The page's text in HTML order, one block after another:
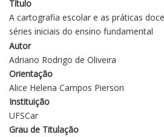
Título
A cartografia escolar e as práticas
séries iniciais do ensino fundamental
Autor
Adriano Rodrigo de Oliveira
Orientação
Alice Helena Campos Pierson
Instituição
UFSCar
Grau de Titulação